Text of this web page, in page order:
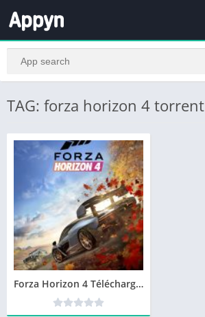
TAG: forza horizon 4 torrent
Forza Horizon 4 Télécharger PC Version Complète Jeu